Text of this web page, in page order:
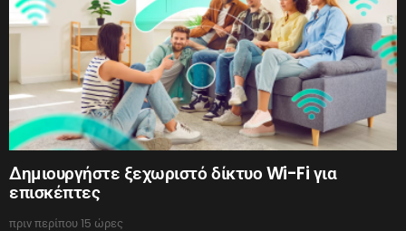
Δημιουργήστε ξεχωριστό δίκτυο Wi-Fi για
επισκέπτες
πριν περίπου 15 ώρες